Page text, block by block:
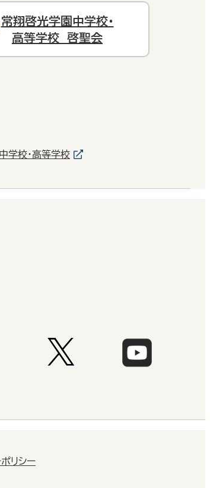
常翔啓光学園中学校・
高等学校 啓聖会
学校・高等学校
リシー